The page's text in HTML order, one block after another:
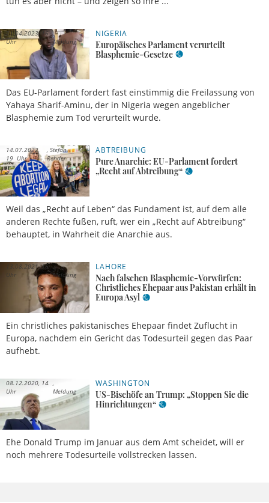
NIGERIA
Europäisches Parlament verurteilt
Blasphemie-Gesetze
Das EU-Parlament fordert fast einstimmig die Freilassung von
Yahaya Sharif-Aminu, der in Nigeria wegen angeblicher
Blasphemie zum Tod verurteilt wurde.
21.04.2023, 16
Uhr
Meldung
ABTREIBUNG
Pure Anarchie: EU-Parlament fordert
„Recht auf Abtreibung“
Weil das „Recht auf Leben“ das Fundament ist, auf dem alle
anderen Rechte fußen, ruft, wer ein „Recht auf Abtreibung“
behauptet, in Wahrheit die Anarchie aus.
14.07.2022,
19 Uhr
Stefan
Rehder
LAHORE
Nach falschen Blasphemie-Vorwürfen:
Christliches Ehepaar aus Pakistan erhält in
Europa Asyl
Ein christliches pakistanisches Ehepaar findet Zuflucht in
Europa, nachdem ein Gericht das Todesurteil gegen das Paar
aufhebt.
13.08.2021, 16
Uhr
Meldung
WASHINGTON
US-Bischöfe an Trump: „Stoppen Sie die
Hinrichtungen“
Ehe Donald Trump im Januar aus dem Amt scheidet, will er
noch mehrere Todesurteile vollstrecken lassen.
08.12.2020, 14
Uhr
Meldung